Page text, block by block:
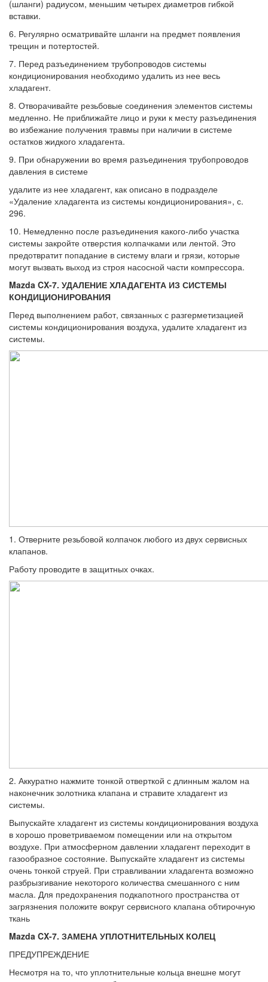
(шланги) радиусом, мень­шим четырех диаметров гибкой
вставки.
6. Регулярно осматривайте шланги на предмет появления
трещин и потертостей.
7. Перед разъединением трубопроводов системы
кондиционирования необходимо удалить из нее весь
хладагент.
8. Отворачивайте резьбовые соединения элементов системы
медленно. Не прибли­жайте лицо и руки к месту разъединения
во избежание получения травмы при наличии в системе
остатков жидкого хладагента.
9. При обнаружении во время разъедине­ния трубопроводов
давления в системе
удалите из нее хладагент, как описано в по­дразделе
«Удаление хладагента из систе­мы кондиционирования», с.
296.
10. Немедленно после разъединения ка­кого-либо участка
системы закройте отвер­стия колпачками или лентой. Это
предот­вратит попадание в систему влаги и грязи, которые
могут вызвать выход из строя на­сосной части компрессора.
Mazda CX-7. УДАЛЕНИЕ ХЛАДАГЕНТА ИЗ СИСТЕМЫ
КОНДИЦИОНИРОВАНИЯ
Перед выполнением работ, связанных с разгерметизацией
системы кондициони­рования воздуха, удалите хладагент из
си­стемы.
1. Отверните резьбовой колпачок любого из двух сервисных
клапанов.
Работу проводите в защитных очках.
2. Аккуратно нажмите тонкой отверткой с длинным жалом на
наконечник золотника клапана и стравите хладагент из
системы.
Выпускайте хладагент из системы кондицио­нирования воздуха
в хорошо проветривае­мом помещении или на открытом
воздухе. При атмосферном давлении хладагент пере­ходит в
газообразное состояние. Выпускай­те хладагент из системы
очень тонкой стру­ей. При стравливании хладагента возможно
разбрызгивание некоторого количества сме­шанного с ним
масла. Для предохранения подкапотного пространства от
загрязнения положите вокруг сервисного клапана обти­рочную
ткань
Mazda CX-7. ЗАМЕНА УПЛОТНИТЕЛЬНЫХ КОЛЕЦ
ПРЕДУПРЕЖДЕНИЕ
Несмотря на то, что уплотнительные кольца внешне могут